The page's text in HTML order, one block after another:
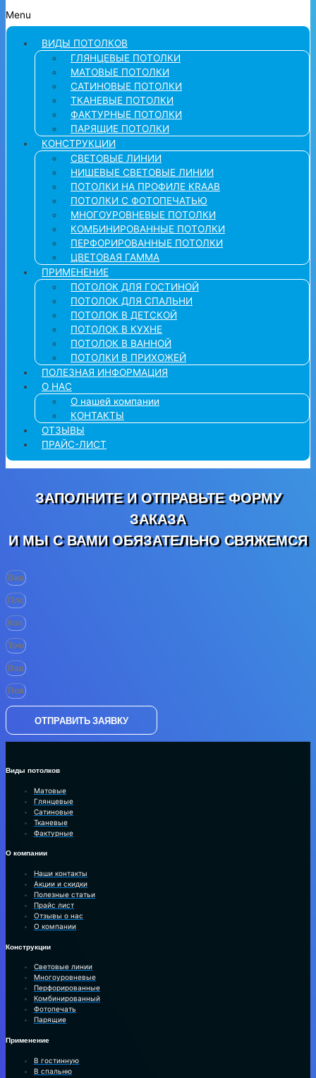
Menu
ВИДЫ ПОТОЛКОВ
ГЛЯНЦЕВЫЕ ПОТОЛКИ
МАТОВЫЕ ПОТОЛКИ
САТИНОВЫЕ ПОТОЛКИ
ТКАНЕВЫЕ ПОТОЛКИ
ФАКТУРНЫЕ ПОТОЛКИ
ПАРЯЩИЕ ПОТОЛКИ
КОНСТРУКЦИИ
СВЕТОВЫЕ ЛИНИИ
НИШЕВЫЕ СВЕТОВЫЕ ЛИНИИ
ПОТОЛКИ НА ПРОФИЛЕ KRAAB
ПОТОЛКИ С ФОТОПЕЧАТЬЮ
МНОГОУРОВНЕВЫЕ ПОТОЛКИ
КОМБИНИРОВАННЫЕ ПОТОЛКИ
ПЕРФОРИРОВАННЫЕ ПОТОЛКИ
ЦВЕТОВАЯ ГАММА
ПРИМЕНЕНИЕ
ПОТОЛОК ДЛЯ ГОСТИНОЙ
ПОТОЛОК ДЛЯ СПАЛЬНИ
ПОТОЛОК В ДЕТСКОЙ
ПОТОЛОК В КУХНЕ
ПОТОЛОК В ВАННОЙ
ПОТОЛКИ В ПРИХОЖЕЙ
ПОЛЕЗНАЯ ИНФОРМАЦИЯ
О НАС
О нашей компании
КОНТАКТЫ
ОТЗЫВЫ
ПРАЙС-ЛИСТ
ЗАПОЛНИТЕ И ОТПРАВЬТЕ ФОРМУ
ЗАКАЗА
И МЫ С ВАМИ ОБЯЗАТЕЛЬНО СВЯЖЕМСЯ
ОТПРАВИТЬ ЗАЯВКУ
Виды потолков
Матовые
Глянцевые
Сатиновые
Тканевые
Фактурные
О компании
Наши контакты
Акции и скидки
Полезные статьи
Прайс лист
Отзывы о нас
О компании
Конструкции
Световые линии
Многоуровневые
Перфорированные
Комбинированный
Фотопечать
Парящие
Применение
В гостинную
В спальню